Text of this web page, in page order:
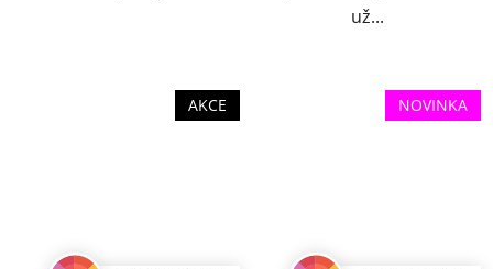
už...
AKCE NOVINKA